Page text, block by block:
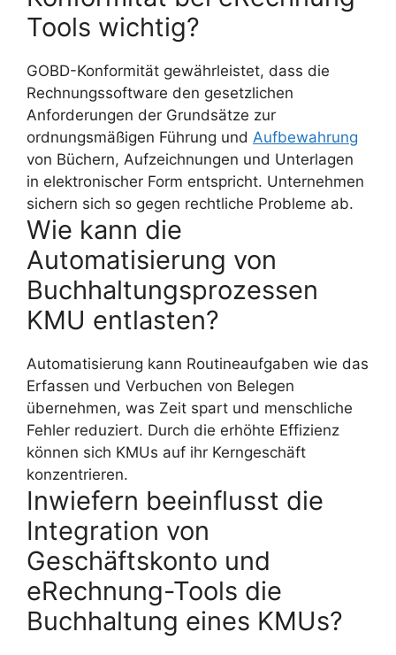
Tools wichtig?
GOBD-Konformität gewährleistet, dass die
Rechnungssoftware den gesetzlichen
Anforderungen der Grundsätze zur
ordnungsmäßigen Führung und Aufbewahrung
von Büchern, Aufzeichnungen und Unterlagen
in elektronischer Form entspricht. Unternehmen
sichern sich so gegen rechtliche Probleme ab.
Wie kann die
Automatisierung von
Buchhaltungsprozessen
KMU entlasten?
Automatisierung kann Routineaufgaben wie das
Erfassen und Verbuchen von Belegen
übernehmen, was Zeit spart und menschliche
Fehler reduziert. Durch die erhöhte Effizienz
können sich KMUs auf ihr Kerngeschäft
konzentrieren.
Inwiefern beeinflusst die
Integration von
Geschäftskonto und
eRechnung-Tools die
Buchhaltung eines KMUs?